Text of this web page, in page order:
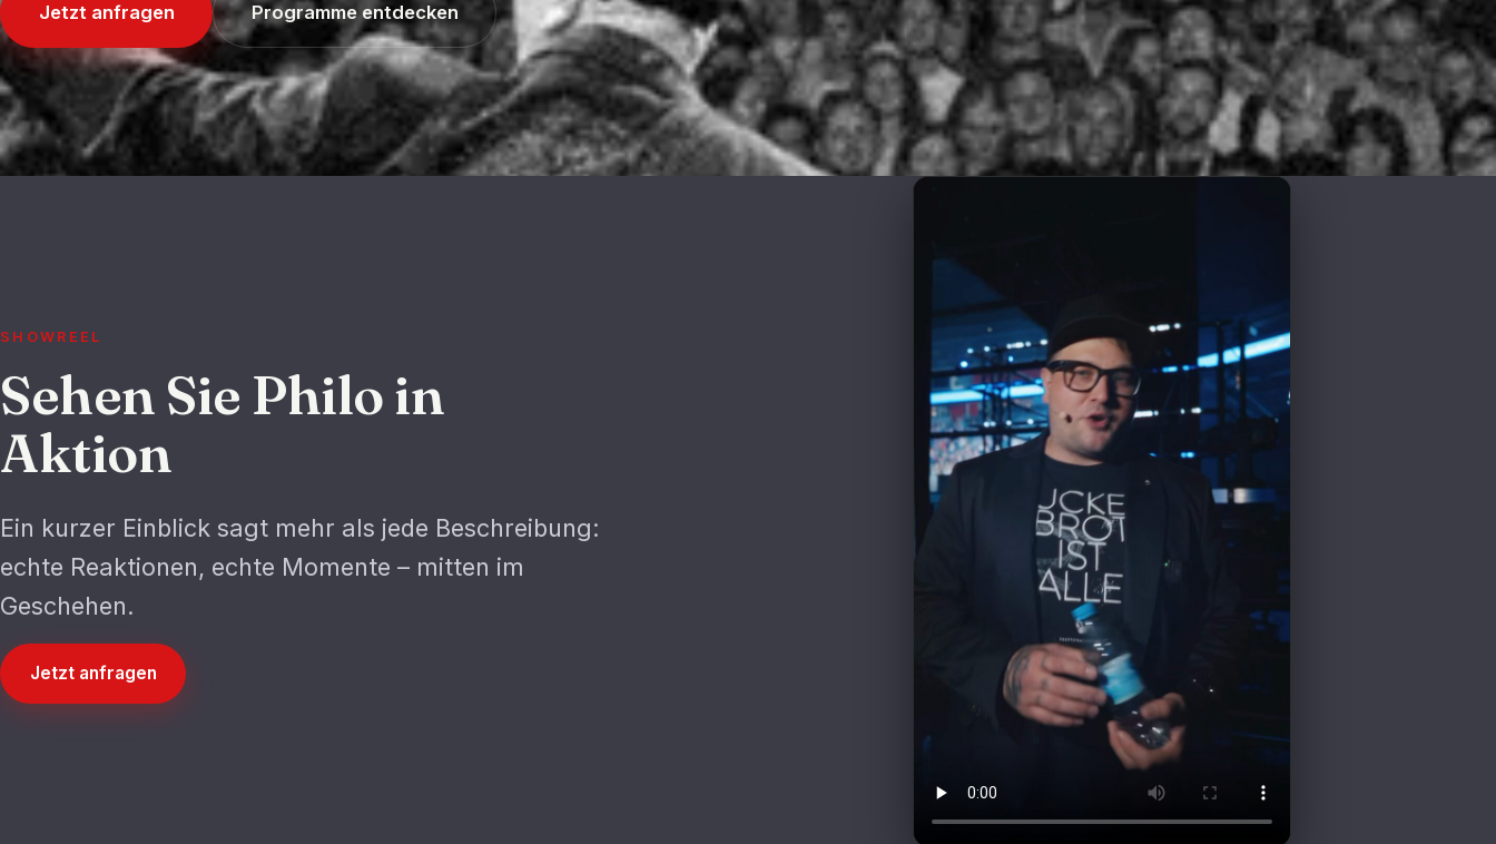
Jetzt anfragen Programme entdecken
SHOWREEL
Sehen Sie Philo in
Aktion
Ein kurzer Einblick sagt mehr als jede Beschreibung:
echte Reaktionen, echte Momente – mitten im
Geschehen.
Jetzt anfragen